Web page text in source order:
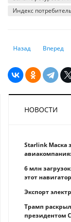
Индекс
Предыдущий:
Назад Вперед
НОВОСТИ
Starlink Маска
6 млн
этот
Экспорт
Трамп
президентом